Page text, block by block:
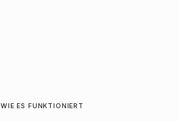
WIE ES FUNKTIONIERT